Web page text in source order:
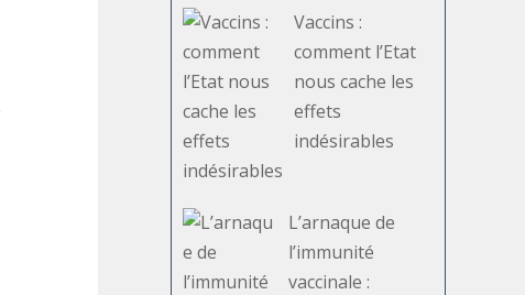
Vaccins :
comment l’Etat
nous cache les
effets
indésirables
L’arnaque de
l’immunité
vaccinale :